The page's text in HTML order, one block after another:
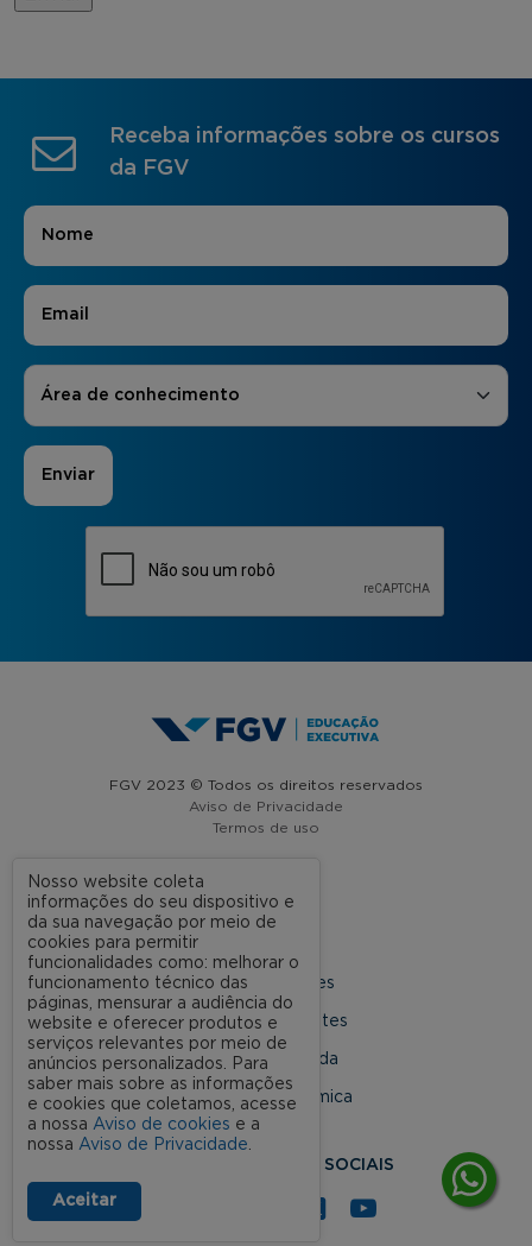
Receba informações sobre os cursos
da FGV
Nome
E-mail
Áreas de Interesse
Área de conhecimento
FGV 2023 © Todos os direitos reservados
Aviso de Privacidade
Termos de uso
A FGV
Nossas Unidades
Dúvidas Frequentes
Rede Conveniada
Ouvidoria Acadêmica
SIGA NOSSAS REDES SOCIAIS
Nosso website coleta
informações do seu dispositivo e
da sua navegação por meio de
cookies para permitir
funcionalidades como: melhorar o
funcionamento técnico das
páginas, mensurar a audiência do
website e oferecer produtos e
serviços relevantes por meio de
anúncios personalizados. Para
saber mais sobre as informações
e cookies que coletamos, acesse
a nossa Aviso de cookies e a
nossa Aviso de Privacidade.
Aceitar